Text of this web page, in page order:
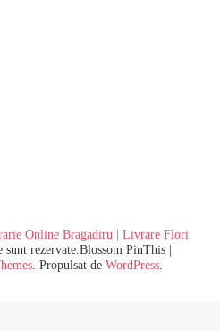
Online Bragadiru | Livrare Flori
sunt rezervate.Blossom PinThis |
. Propulsat de WordPress.